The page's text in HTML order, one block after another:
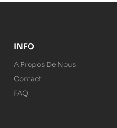
INFO
A Propos De Nous
Contact
FAQ